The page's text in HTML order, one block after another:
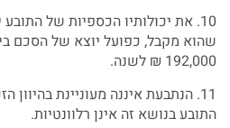
10. את יכולותיו הכספיות של
שהוא מקבל, כפועל יוצא של הסכם
192,000 ₪ לשנה.
11. הנתבעת איננה מעוניינת בהיוון
התובע בנושא זה אינן רלוונטיות.